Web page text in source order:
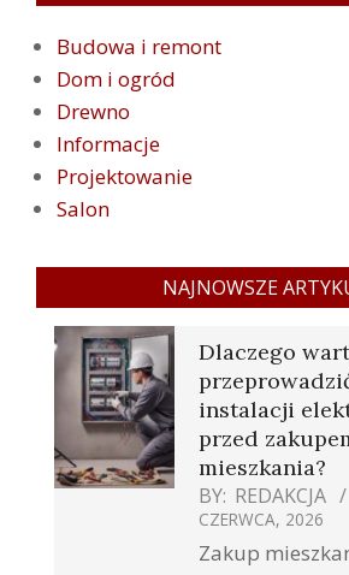
Budowa i remont
Dom i ogród
Drewno
Informacje
Projektowanie
Salon
NAJNOWSZE
Dlaczego
instalacji
przed
mieszkania?
BY: REDAKCJA
CZERWCA, 2026
Zakup